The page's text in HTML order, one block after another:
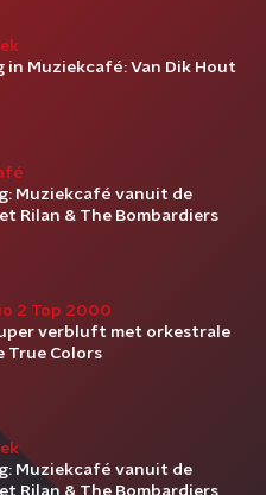
in Muziekcafé: Van Dik Hout
Muziekcafé vanuit de
Rilan & The Bombardiers
2 Top 2000
verbluft met orkestrale
True Colors
Muziekcafé vanuit de
Rilan & The Bombardiers